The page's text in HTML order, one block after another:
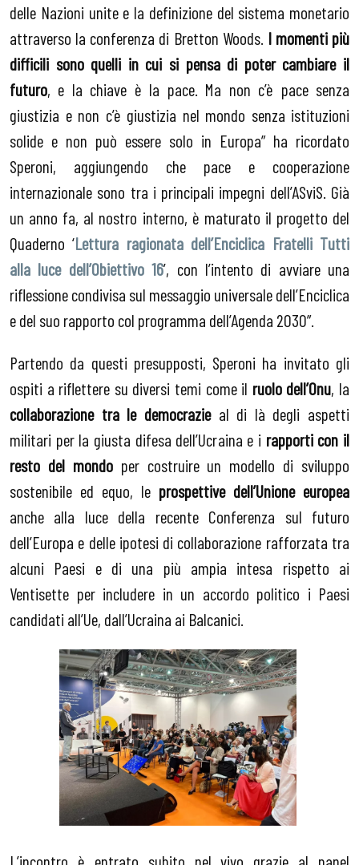
delle Nazioni unite e la definizione del sistema monetario
attraverso la conferenza di Bretton Woods. I momenti più
difficili sono quelli in cui si pensa di poter cambiare il
futuro, e la chiave è la pace. Ma non c’è pace senza
giustizia e non c’è giustizia nel mondo senza istituzioni
solide e non può essere solo in Europa” ha ricordato
Speroni, aggiungendo che pace e cooperazione
internazionale sono tra i principali impegni dell’ASviS. Già
un anno fa, al nostro interno, è maturato il progetto del
Quaderno ‘Lettura ragionata dell’Enciclica Fratelli Tutti
alla luce dell’Obiettivo 16’, con l’intento di avviare una
riflessione condivisa sul messaggio universale dell’Enciclica
e del suo rapporto col programma dell’Agenda 2030”.
Partendo da questi presupposti, Speroni ha invitato gli
ospiti a riflettere su diversi temi come il ruolo dell’Onu, la
collaborazione tra le democrazieal di là degli aspetti
militari per la giusta difesa dell’Ucraina e i rapporti con il
resto del mondoper costruire un modello di sviluppo
sostenibile ed equo, le prospettive dell’Unione europea
anche alla luce della recente Conferenza sul futuro
dell’Europa e delle ipotesi di collaborazione rafforzata tra
alcuni Paesi e di una più ampia intesa rispetto ai
Ventisette per includere in un accordo politico i Paesi
candidati all’Ue, dall’Ucraina ai Balcanici.